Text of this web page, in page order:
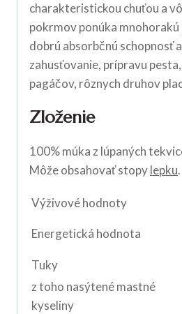
charakteristickou chuťou a
pokrmov ponúka
dobrú absorbčnú schopnosť
zahusťovanie, prípravu
pagáčov, rôznych druhov
Zloženie
100% múka z lúpaných
Môže obsahovať stopylepku.
Výživové hodnoty
Energetická hodnota
Tuky
z toho nasýtené mastné
kyseliny